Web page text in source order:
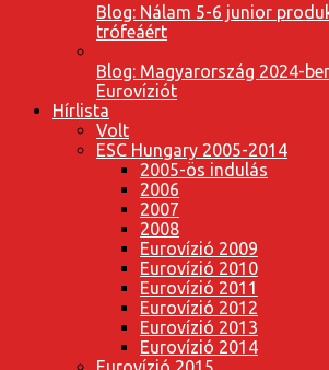
Blog: Nálam 5-6 junior
trófeáért
Blog: Magyarország 2024-
Eurovíziót
Hírlista
Volt
ESC Hungary 2005-2014
2005-ös indulás
2006
2007
2008
Eurovízió 2009
Eurovízió 2010
Eurovízió 2011
Eurovízió 2012
Eurovízió 2013
Eurovízió 2014